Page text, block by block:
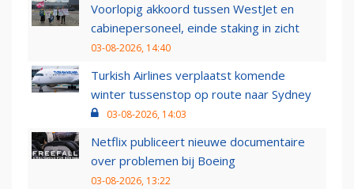
Voorlopig akkoord tussen WestJet en
cabinepersoneel, einde staking in zicht
03-08-2026, 14:40
Turkish Airlines verplaatst komende
winter tussenstop op route naar Sydney
03-08-2026, 14:03
Netflix publiceert nieuwe documentaire
over problemen bij Boeing
03-08-2026, 13:22